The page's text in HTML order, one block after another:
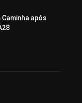
após